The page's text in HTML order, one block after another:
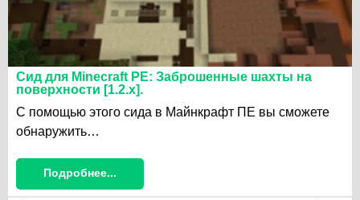
Сид для Minecraft PE: Заброшенные шахты на
поверхности [1.2.x].
С помощью этого сида в Майнкрафт ПЕ вы сможете
обнаружить…
Подробнее...